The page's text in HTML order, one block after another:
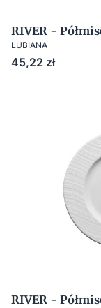
RIVER -
LUBIANA
Cena
45,22 zł
RIVER -